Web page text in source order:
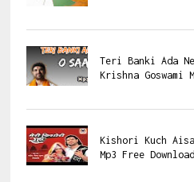
Teri Banki Ada
Krishna Goswami
Kishori Kuch
Mp3 Free Download